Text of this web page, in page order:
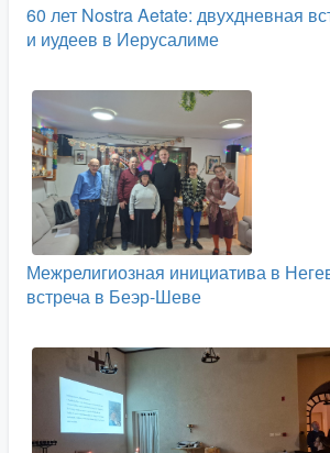
60 лет Nostra Aetate: двухдневная
и иудеев в Иерусалиме
Межрелигиозная инициатива в
встреча в Беэр-Шеве